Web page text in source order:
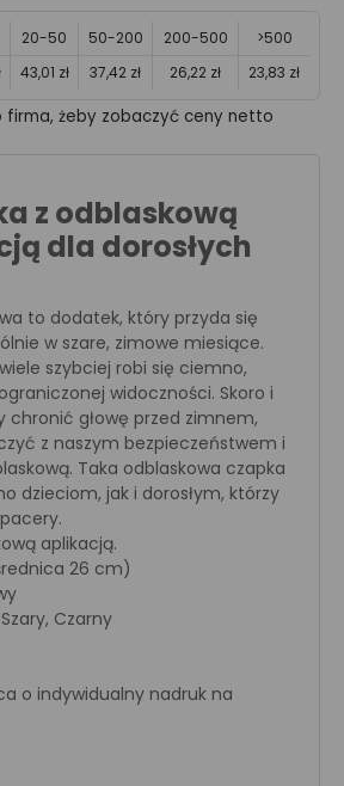
20-50 50-200 200-500
>500
43,01 zł 37,42 zł 26,22 zł 23,83 zł
firma, żeby zobaczyć ceny netto
z odblaskową
dla dorosłych
to dodatek, który przyda się
w szare, zimowe miesiące.
szybciej robi się ciemno,
widoczności. Skoro i
chronić głowę przed zimnem,
z naszym bezpieczeństwem i
Taka odblaskowa czapka
dzieciom, jak i dorosłym, którzy
aplikacją.
26 cm)
Czarny
o indywidualny nadruk na